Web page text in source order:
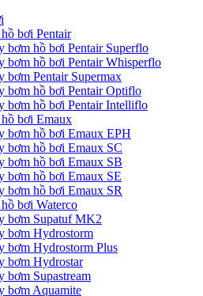
bơi Pentair
bơm hồ bơi Pentair Superflo
bơm hồ bơi Pentair Whisperflo
bơm Pentair Supermax
bơm hồ bơi Pentair Optiflo
bơm hồ bơi Pentair Intelliflo
bơi Emaux
bơm hồ bơi Emaux EPH
bơm hồ bơi Emaux SC
bơm hồ bơi Emaux SB
bơm hồ bơi Emaux SE
bơm hồ bơi Emaux SR
bơi Waterco
bơm Supatuf MK2
bơm Hydrostorm
bơm Hydrostorm Plus
bơm Hydrostar
bơm Supastream
bơm Aquamite